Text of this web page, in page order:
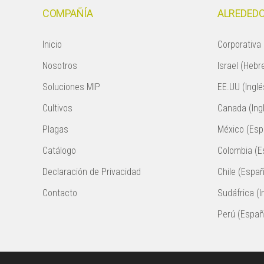
COMPAÑÍA
Inicio
Nosotros
Soluciones MIP
Cultivos
Plagas
Catálogo
Declaración de Privacidad
Contacto
Corporativa
Israel
EE.UU
Canada
México
Colombia
Chile
Sudáfrica
Perú